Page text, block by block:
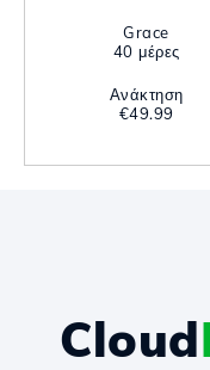
Grace
40 μέρες
Ανάκτηση
€49.99
Cloud